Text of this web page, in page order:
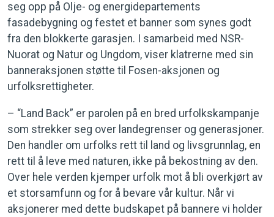
seg opp på Olje- og energidepartements
fasadebygning og festet et banner som synes godt
fra den blokkerte garasjen. I samarbeid med NSR-
Nuorat og Natur og Ungdom, viser klatrerne med sin
banneraksjonen støtte til Fosen-aksjonen og
urfolksrettigheter.
– “Land Back” er parolen på en bred urfolkskampanje
som strekker seg over landegrenser og generasjoner.
Den handler om urfolks rett til land og livsgrunnlag, en
rett til å leve med naturen, ikke på bekostning av den.
Over hele verden kjemper urfolk mot å bli overkjørt av
et storsamfunn og for å bevare vår kultur. Når vi
aksjonerer med dette budskapet på bannere vi holder